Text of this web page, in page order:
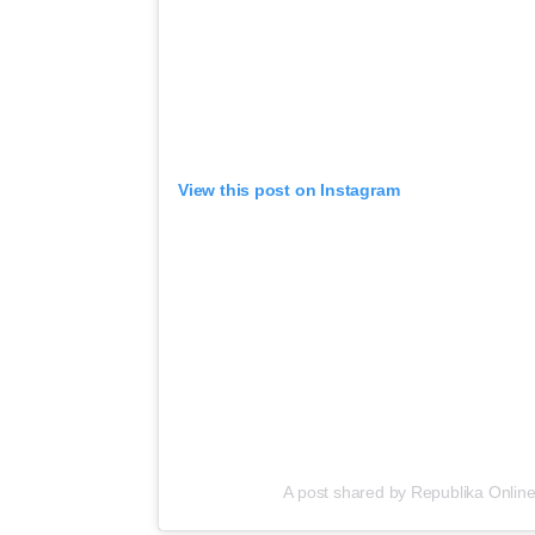
View this post on Instagram
A post shared by Republika